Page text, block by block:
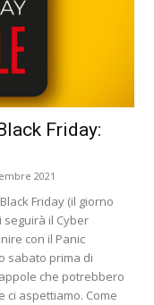
Friday:
2021
Friday (il giorno
seguirà il Cyber
con il Panic
sabato prima di
che potrebbero
ci aspettiamo. Come